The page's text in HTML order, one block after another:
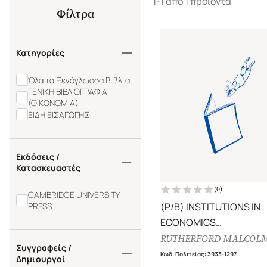
Φίλτρα
Κατηγορίες
Όλα τα Ξενόγλωσσα Βιβλία
ΓΕΝΙΚΗ ΒΙΒΛΙΟΓΡΑΦΙΑ
(ΟΙΚΟΝΟΜΙΑ)
ΕΙΔΗ ΕΙΣΑΓΩΓΗΣ
Εκδόσεις /
Κατασκευαστές
CAMBRIDGE UNIVERSITY
PRESS
Συγγραφείς /
Δημιουργοί
(0)
(P/B) INSTITUTIONS IN
ECONOMICS
THE OLD AND THE NEW
INSTITUTIONALISM
RUTHERFORD
Κωδ. Πολιτείας:3933-1297